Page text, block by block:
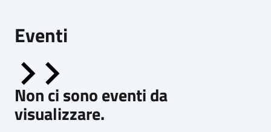
Eventi
Non ci sono eventi da
visualizzare.